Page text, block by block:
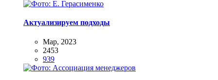
Актуализируем подходы
Мар, 2023
2453
939